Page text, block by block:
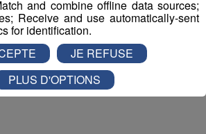
and combine offline data sources;
Receive and use automatically-sent
for identification.
JE REFUSE
PLUS D'OPTIONS